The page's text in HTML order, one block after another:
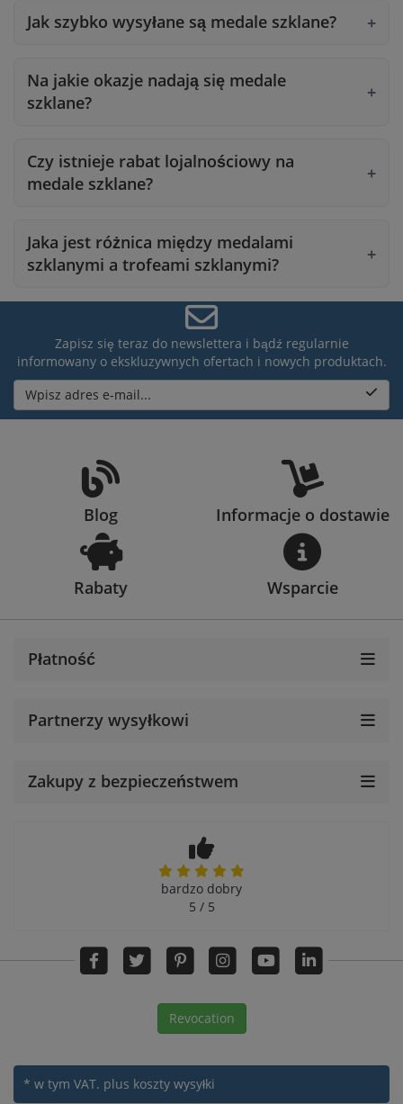
Jak szybko wysyłane są medale szklane?
Na jakie okazje nadają się medale
szklane?
Czy istnieje rabat lojalnościowy na
medale szklane?
Jaka jest różnica między medalami
szklanymi a trofeami szklanymi?
Zapisz się teraz do newslettera i bądź regularnie
informowany o ekskluzywnych ofertach i nowych produktach.
Wpisz adres e-mail...
Blog Informacje o dostawie
Rabaty Wsparcie
Płatność
Partnerzy wysyłkowi
Zakupy z bezpieczeństwem
bardzo dobry
5 / 5
Revocation
* w tym VAT. plus koszty wysyłki